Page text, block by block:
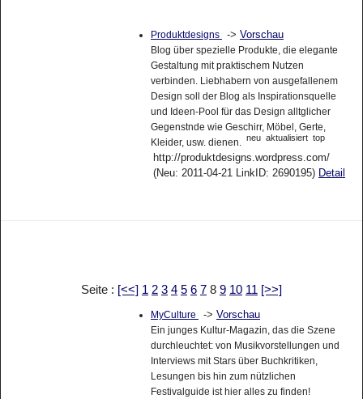
Produktdesigns -> Vorschau
Blog über spezielle Produkte, die elegante
Gestaltung mit praktischem Nutzen
verbinden. Liebhabern von ausgefallenem
Design soll der Blog als Inspirationsquelle
und Ideen-Pool für das Design alltglicher
Gegenstnde wie Geschirr, Möbel, Gerte,
Kleider, usw. dienen.
neu aktualisiert top
http://produktdesigns.wordpress.com/
(Neu: 2011-04-21 LinkID: 2690195) Detail
Seite : [<<] 1 2 3 4 5 6 7 8 9 10 11 [>>]
MyCulture -> Vorschau
Ein junges Kultur-Magazin, das die Szene
durchleuchtet: von Musikvorstellungen und
Interviews mit Stars über Buchkritiken,
Lesungen bis hin zum nützlichen
Festivalguide ist hier alles zu finden!